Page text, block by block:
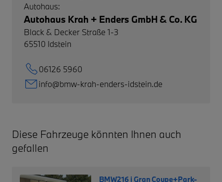
Autohaus:
Autohaus Krah + Enders GmbH & Co. KG
Black & Decker Straße 1-3
65510 Idstein
06126 5960
info@bmw-krah-enders-idstein.de
Diese Fahrzeuge könnten Ihnen auch
gefallen
BMW216 i Gran Coupe+Park-